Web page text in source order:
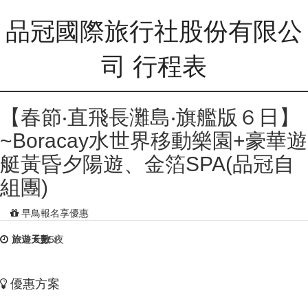
品冠國際旅行社股份有限公
司 行程表
【春節‧直飛長灘島‧旗艦版６日】
~Boracay水世界移動樂園+豪華遊
艇黃昏夕陽遊、金箔SPA(品冠自
組團)
早鳥報名享優惠
旅遊天數：
6天5夜
優惠方案